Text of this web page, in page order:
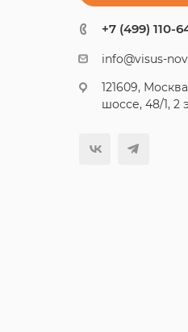
+7 (499) 110-
info@visus-
121609,
шоссе, 48/1, 2